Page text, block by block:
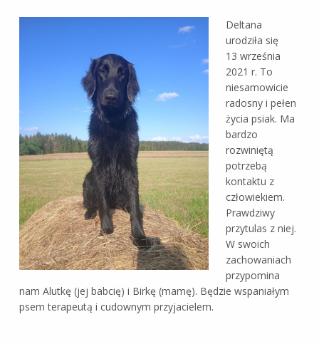
Deltana
urodziła się
13 września
2021 r. To
niesamowicie
radosny i pełen
życia psiak. Ma
bardzo
rozwiniętą
potrzebą
kontaktu z
człowiekiem.
Prawdziwy
przytulas z niej.
W swoich
zachowaniach
przypomina
nam Alutkę (jej babcię) i Birkę (mamę). Będzie wspaniałym
psem terapeutą i cudownym przyjacielem.